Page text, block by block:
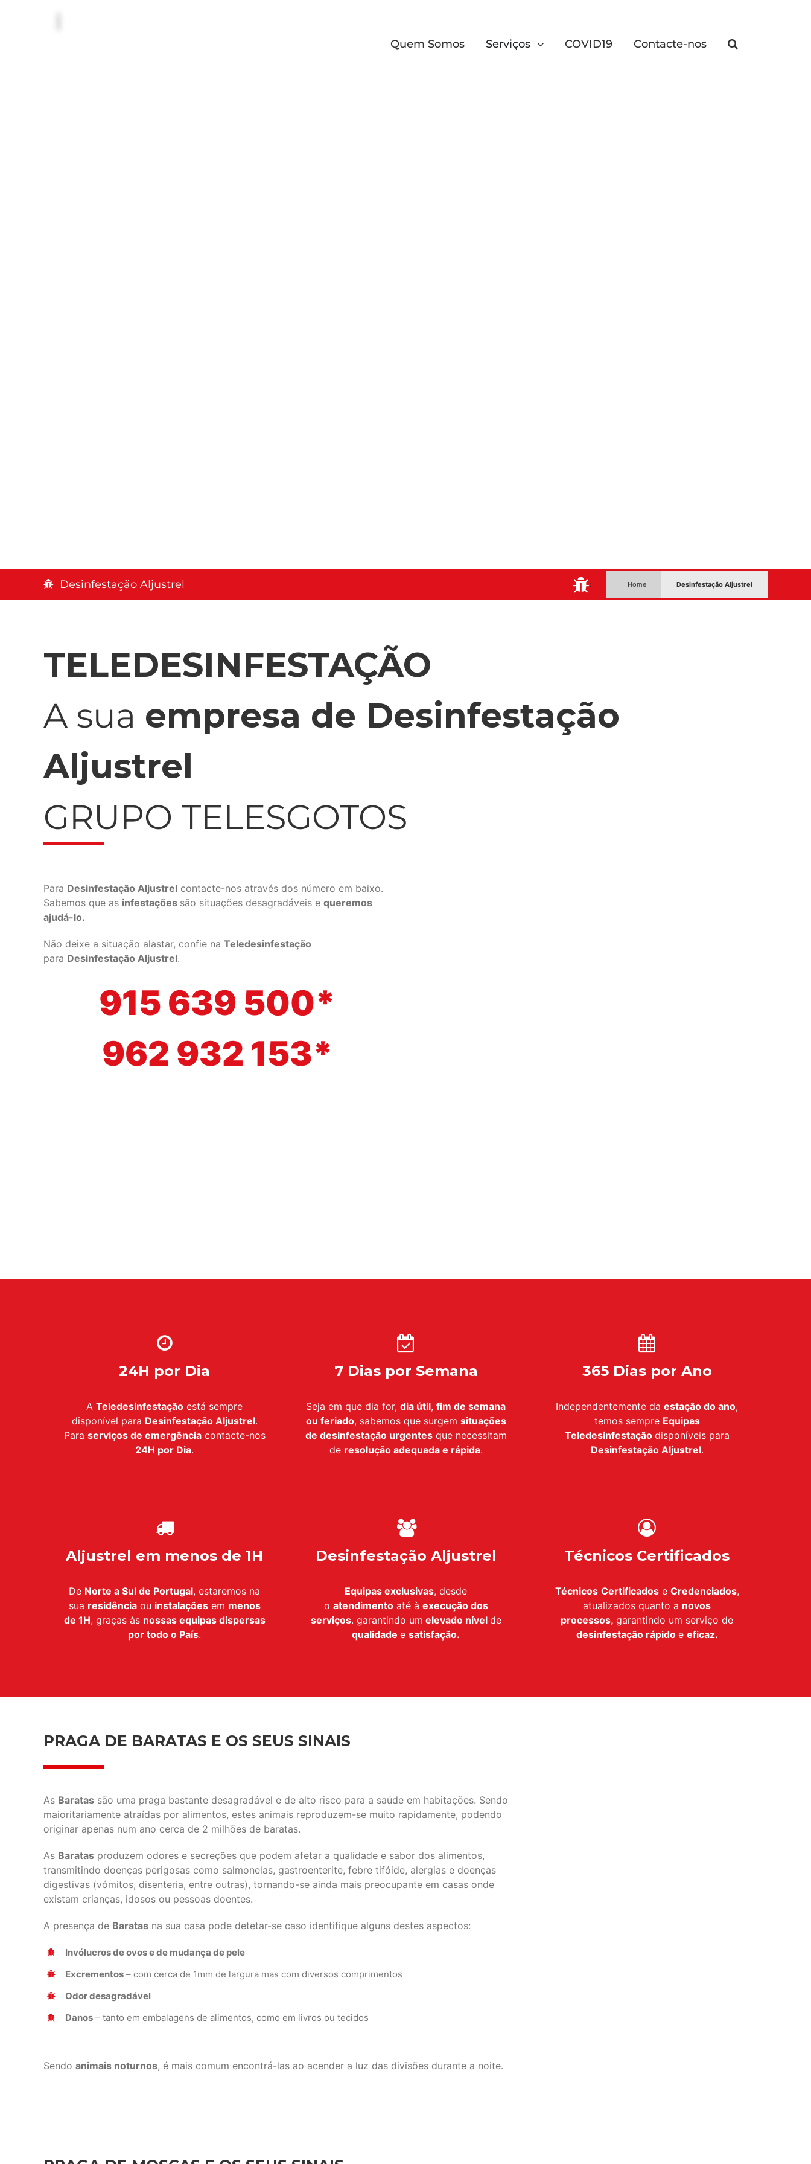
Quem Somos Serviços COVID19 Contacte-nos
Desinfestação Aljustrel : Home Desinfestação Aljustrel
TELEDESINFESTAÇÃO
A sua empresa de Desinfestação
Aljustrel
GRUPO TELESGOTOS
Para Desinfestação Aljustrel contacte-nos através dos número em baixo.
Sabemos que as infestações são situações desagradáveis e queremos
ajudá-lo.
Não deixe a situação alastar, confie na Teledesinfestação
para Desinfestação Aljustrel.
915 639 500*
962 932 153*
24H por Dia
A Teledesinfestação está sempre
disponível para Desinfestação Aljustrel.
Para serviços de emergênciacontacte-nos
24H por Dia.
7 Dias por Semana
Seja em que dia for, dia útil, fim de semana
ou feriado, sabemos que surgem situações
de desinfestação urgentesque necessitam
de resolução adequada e rápida.
365 Dias por Ano
Independentemente da estação do ano,
temos sempre Equipas
Teledesinfestação disponíveis para
DesinfestaçãoAljustrel.
Aljustrel em menos de 1H
De Norte a Sul de Portugal, estaremos na
sua residênciaou instalaçõesem menos
de 1H, graças às nossas equipas dispersas
por todo o País.
Desinfestação Aljustrel
Equipas exclusivas, desde
o atendimentoaté à execução dos
serviços. garantindo um elevado nível de
qualidade e satisfação.
Técnicos Certificados
Técnicos Certificadose Credenciados,
atualizados quanto a novos
processos, garantindo um serviço de
desinfestaçãorápido e eficaz.
PRAGA DE BARATAS E OS SEUS SINAIS
As Baratas são uma praga bastante desagradável e de alto risco para a saúde em habitações. Sendo
maioritariamente atraídas por alimentos, estes animais reproduzem-se muito rapidamente, podendo
originar apenas num ano cerca de 2 milhões de baratas.
As Baratas produzem odores e secreções que podem afetar a qualidade e sabor dos alimentos,
transmitindo doenças perigosas como salmonelas, gastroenterite, febre tifóide, alergias e doenças
digestivas (vómitos, disenteria, entre outras), tornando-se ainda mais preocupante em casas onde
existam crianças, idosos ou pessoas doentes.
A presença de Baratas na sua casa pode detetar-se caso identifique alguns destes aspectos:
Invólucros de ovos e de mudança de pele
Excrementos – com cerca de 1mm de largura mas com diversos comprimentos
Odor desagradável
Danos – tanto em embalagens de alimentos, como em livros ou tecidos
Sendo animais noturnos, é mais comum encontrá-las ao acender a luz das divisões durante a noite.